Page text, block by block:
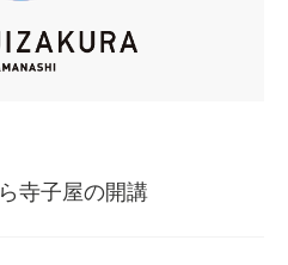
寺子屋の開講